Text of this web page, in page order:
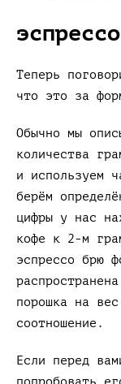
Теперь
что это за
Обычно мы
количества
и используем
берём
цифры у нас
кофе к 2-м
эспрессо брю
порошка на
соотношение.
Если перед